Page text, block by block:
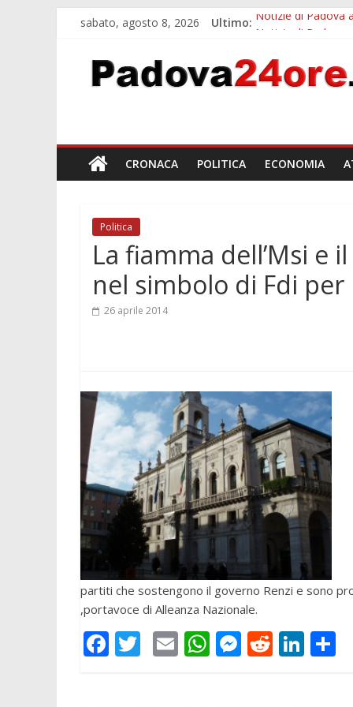
sabato, agosto 8, 2026 Ultimo: Notizie di Padova
Bando sicurezza
Sicurezza esodo
Bonus trasporto
CRONACA POLITICA ECONOMIA
Politica
La fiamma dell’Msi e
nel simbolo di Fdi per
26 aprile 2014
partiti che sostengono il governo Renzi e sono
,portavoce di Alleanza Nazionale.
F T E W M R Li